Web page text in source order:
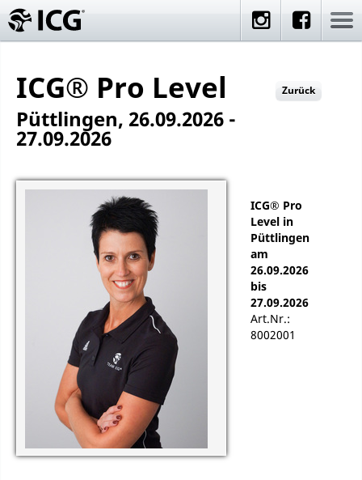
ICG® Pro Level Zurück
Püttlingen, 26.09.2026 -
27.09.2026
ICG® Pro
Level in
Püttlingen
am
26.09.2026
bis
27.09.2026
Art.Nr.:
8002001